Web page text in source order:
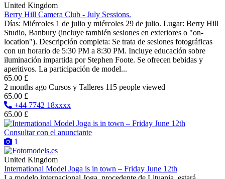
United Kingdom
Berry Hill Camera Club - July Sessions.
Días: Miércoles 1 de julio y miércoles 29 de julio. Lugar: Berry Hill
Studio, Banbury (incluye también sesiones en exteriores o "on-
location"). Descripción completa: Se trata de sesiones fotográficas
con un horario de 5:30 PM a 8:30 PM. Incluye educación sobre
iluminación impartida por Stephen Foote. Se ofrecen bebidas y
aperitivos. La participación de model...
65.00 £
2 months ago Cursos y Talleres 115 people viewed
65.00 £
+44 7742 18xxxx
65.00 £
Consultar con el anunciante
1
United Kingdom
International Model Joga is in town – Friday June 12th